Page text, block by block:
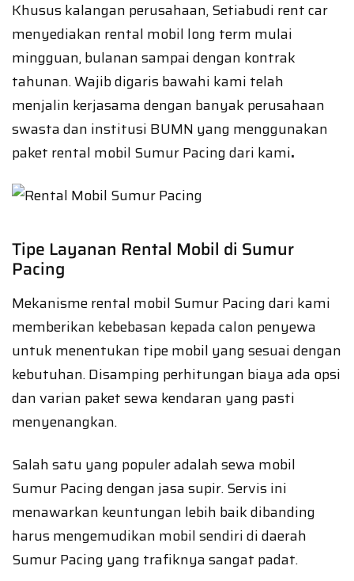
Khusus kalangan perusahaan, Setiabudi rent car
menyediakan rental mobil long term mulai
mingguan, bulanan sampai dengan kontrak
tahunan. Wajib digaris bawahi kami telah
menjalin kerjasama dengan banyak perusahaan
swasta dan institusi BUMN yang menggunakan
paket rental mobil Sumur Pacing dari kami.
Tipe Layanan Rental Mobil di Sumur
Pacing
Mekanisme rental mobil Sumur Pacing dari kami
memberikan kebebasan kepada calon penyewa
untuk menentukan tipe mobil yang sesuai dengan
kebutuhan. Disamping perhitungan biaya ada opsi
dan varian paket sewa kendaran yang pasti
menyenangkan.
Salah satu yang populer adalah sewa mobil
Sumur Pacing dengan jasa supir. Servis ini
menawarkan keuntungan lebih baik dibanding
harus mengemudikan mobil sendiri di daerah
Sumur Pacing yang trafiknya sangat padat.